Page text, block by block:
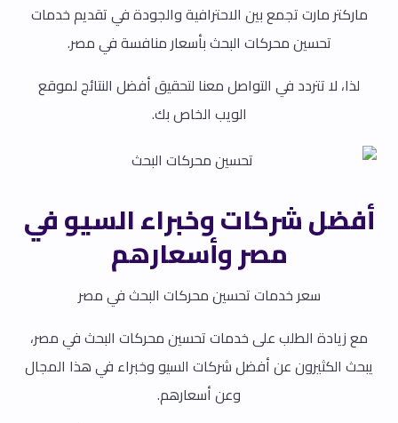
ماركتر مارت تجمع بين الاحترافية والجودة في تقديم خدمات
تحسين محركات البحث بأسعار منافسة في مصر.
لذا، لا تتردد في التواصل معنا لتحقيق أفضل النتائج لموقع
الويب الخاص بك.
أفضل شركات وخبراء السيو في
مصر وأسعارهم
سعر خدمات تحسين محركات البحث في مصر
مع زيادة الطلب على خدمات تحسين محركات البحث في مصر،
يبحث الكثيرون عن أفضل شركات السيو وخبراء في هذا المجال
وعن أسعارهم.